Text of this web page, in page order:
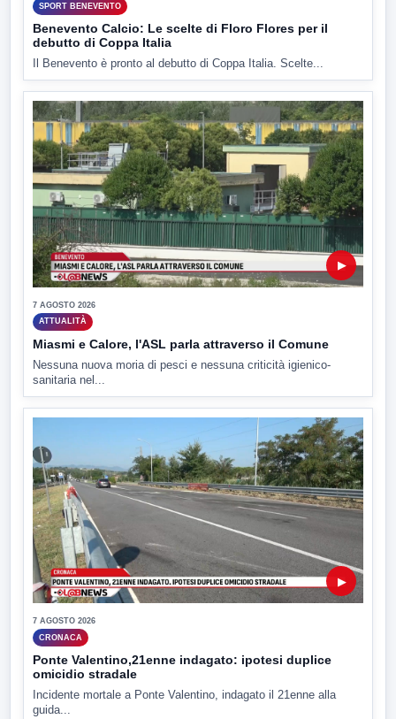
SPORT BENEVENTO
Benevento Calcio: Le scelte di Floro Flores per il
debutto di Coppa Italia
Il Benevento è pronto al debutto di Coppa Italia. Scelte...
▶
7 AGOSTO 2026
ATTUALITÀ
Miasmi e Calore, l'ASL parla attraverso il Comune
Nessuna nuova moria di pesci e nessuna criticità igienico-
sanitaria nel...
▶
7 AGOSTO 2026
CRONACA
Ponte Valentino,21enne indagato: ipotesi duplice
omicidio stradale
Incidente mortale a Ponte Valentino, indagato il 21enne alla
guida...